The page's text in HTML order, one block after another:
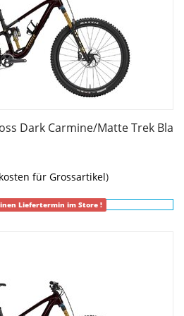
Shuttle-Protektor,
Boost148, anpassbar
XT M8100, langer Käfig
M8100, 12fach
XT M8220 hydraulische 4-
203 mm //
Dark Carmine/Matte Trek Bla
für Grossartikel)
Liefertermin im Store !